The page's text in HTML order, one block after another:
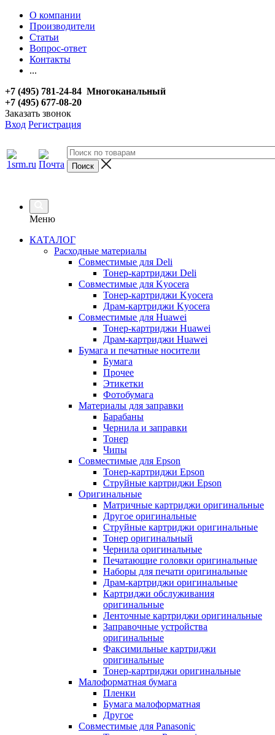
О компании
Производители
Статьи
Вопрос-ответ
Контакты
...
+7 (495) 781-24-84 Многоканальный
+7 (495) 677-08-20
Заказать звонок
Вход Регистрация
Меню
КАТАЛОГ
Расходные материалы
Совместимые для Deli
Тонер-картриджи Deli
Совместимые для Kyocera
Тонер-картриджи Kyocera
Драм-картриджи Kyocera
Совместимые для Huawei
Тонер-картриджи Huawei
Драм-картриджи Huawei
Бумага и печатные носители
Бумага
Прочее
Этикетки
Фотобумага
Материалы для заправки
Барабаны
Чернила и заправки
Тонер
Чипы
Совместимые для Epson
Тонер-картриджи Epson
Струйные картриджи Epson
Оригинальные
Матричные картриджи оригинальные
Другое оригинальные
Струйные картриджи оригинальные
Тонер оригинальный
Чернила оригинальные
Печатающие головки оригинальные
Наборы для печати оригинальные
Драм-картриджи оригинальные
Картриджи обслуживания
оригинальные
Ленточные картриджи оригинальные
Заправочные устройства
оригинальные
Факсимильные картриджи
оригинальные
Тонер-картриджи оригинальные
Малоформатная бумага
Пленки
Бумага малоформатная
Другое
Совместимые для Panasonic